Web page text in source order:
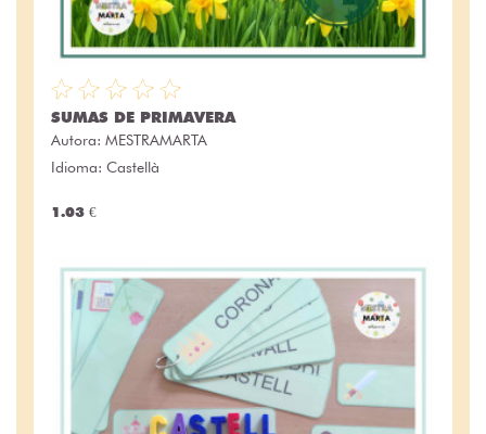
SUMAS DE PRIMAVERA
Autora: MESTRAMARTA
Idioma: Castellà
1.03 €